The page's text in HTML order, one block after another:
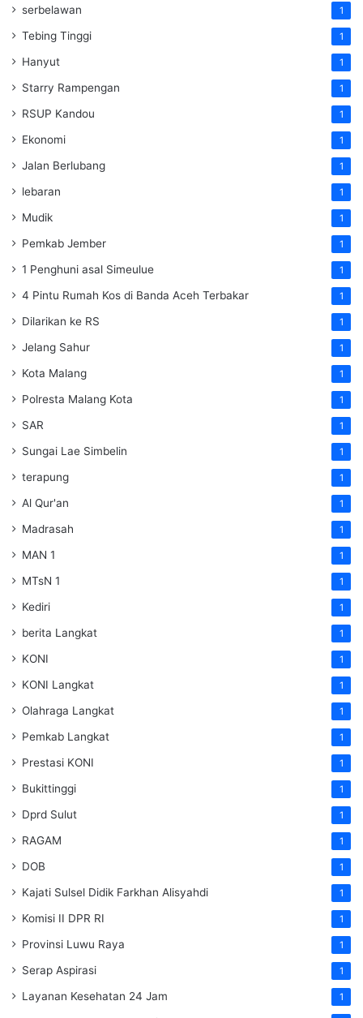
serbelawan 1
Tebing Tinggi 1
Hanyut 1
Starry Rampengan 1
RSUP Kandou 1
Ekonomi 1
Jalan Berlubang 1
lebaran 1
Mudik 1
Pemkab Jember 1
1 Penghuni asal Simeulue 1
4 Pintu Rumah Kos di Banda Aceh Terbakar 1
Dilarikan ke RS 1
Jelang Sahur 1
Kota Malang 1
Polresta Malang Kota 1
SAR 1
Sungai Lae Simbelin 1
terapung 1
Al Qur'an 1
Madrasah 1
MAN 1 1
MTsN 1 1
Kediri 1
berita Langkat 1
KONI 1
KONI Langkat 1
Olahraga Langkat 1
Pemkab Langkat 1
Prestasi KONI 1
Bukittinggi 1
Dprd Sulut 1
RAGAM 1
DOB 1
Kajati Sulsel Didik Farkhan Alisyahdi 1
Komisi II DPR RI 1
Provinsi Luwu Raya 1
Serap Aspirasi 1
Layanan Kesehatan 24 Jam 1